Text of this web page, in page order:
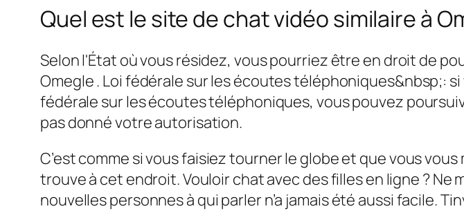
Quel est le site de chat vidéo similaire à
Selon l'État où vous résidez, vous pourriez être en droit de
Omegle . Loi fédérale sur les écoutes téléphoniques&nbsp;:
fédérale sur les écoutes téléphoniques, vous pouvez
pas donné votre autorisation.
C’est comme si vous faisiez tourner le globe et que vous
trouve à cet endroit. Vouloir chat avec des filles en ligne ? Ne
nouvelles personnes à qui parler n’a jamais été aussi facile.